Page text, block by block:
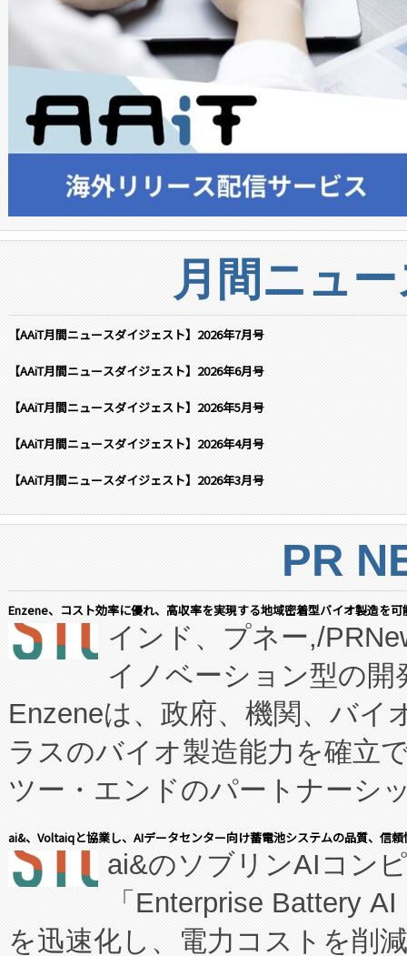
月間ニュ
【AAiT月間ニュースダイジェスト】2026年7月号
【AAiT月間ニュースダイジェスト】2026年6月号
【AAiT月間ニュースダイジェスト】2026年5月号
【AAiT月間ニュースダイジェスト】2026年4月号
【AAiT月間ニュースダイジェスト】2026年3月号
PR
Enzene、コスト効率に優れ、高収率を実現する地域密着型バイオ製造を
インド、プネー,/
イノベーション型の
Enzeneは、政府、機関、バイ
ラスのバイオ製造能力を確立
ツー・エンドのパートナーシ
表しました。 同社の実績ある
manufacturing™ (FCCM™) プ
たNeXは、バイオ医薬品製造
従来のフェッドバッチ施設の
ai&、Voltaiqと協業し、AIデータセンター向け蓄電池システムの品質、信
ai&のソブリンAIコン
「Enterprise Battery
を迅速化し、電力コストを削